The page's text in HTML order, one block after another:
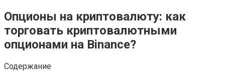
Опционы на криптовалюту: как
торговать криптовалютными
опционами на Binance?
Содержание